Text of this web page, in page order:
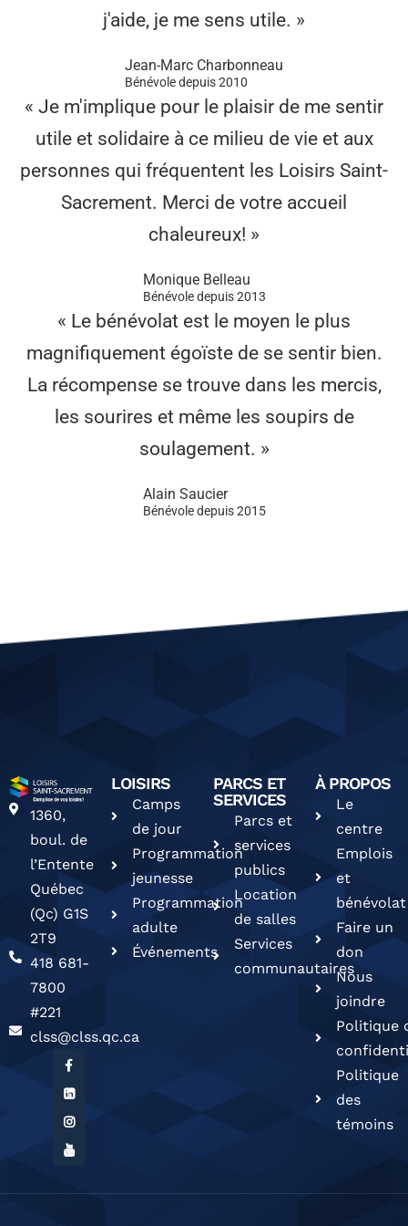
j'aide, je me sens utile. »
Jean-Marc Charbonneau
Bénévole depuis 2010
« Je m'implique pour le plaisir de me sentir
utile et solidaire à ce milieu de vie et aux
personnes qui fréquentent les Loisirs Saint-
Sacrement. Merci de votre accueil
chaleureux! »
Monique Belleau
Bénévole depuis 2013
« Le bénévolat est le moyen le plus
magnifiquement égoïste de se sentir bien.
La récompense se trouve dans les mercis,
les sourires et même les soupirs de
soulagement. »
Alain Saucier
Bénévole depuis 2015
1360,
boul. de
l’Entente
Québec
(Qc) G1S
2T9
418 681-
7800
#221
clss@clss.qc.ca
LOISIRS
Camps
de jour
Programmation
jeunesse
Programmation
adulte
Événements
PARCS ET
SERVICES
Parcs et
services
publics
Location
de salles
Services
communautaires
À PROPOS
Le
centre
Emplois
et
bénévolat
Faire un
don
Nous
joindre
Politique
Politique
des
témoins